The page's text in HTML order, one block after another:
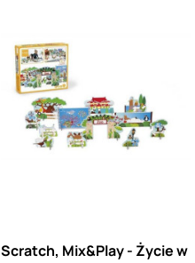
Scratch, Mix&Play - Życie w